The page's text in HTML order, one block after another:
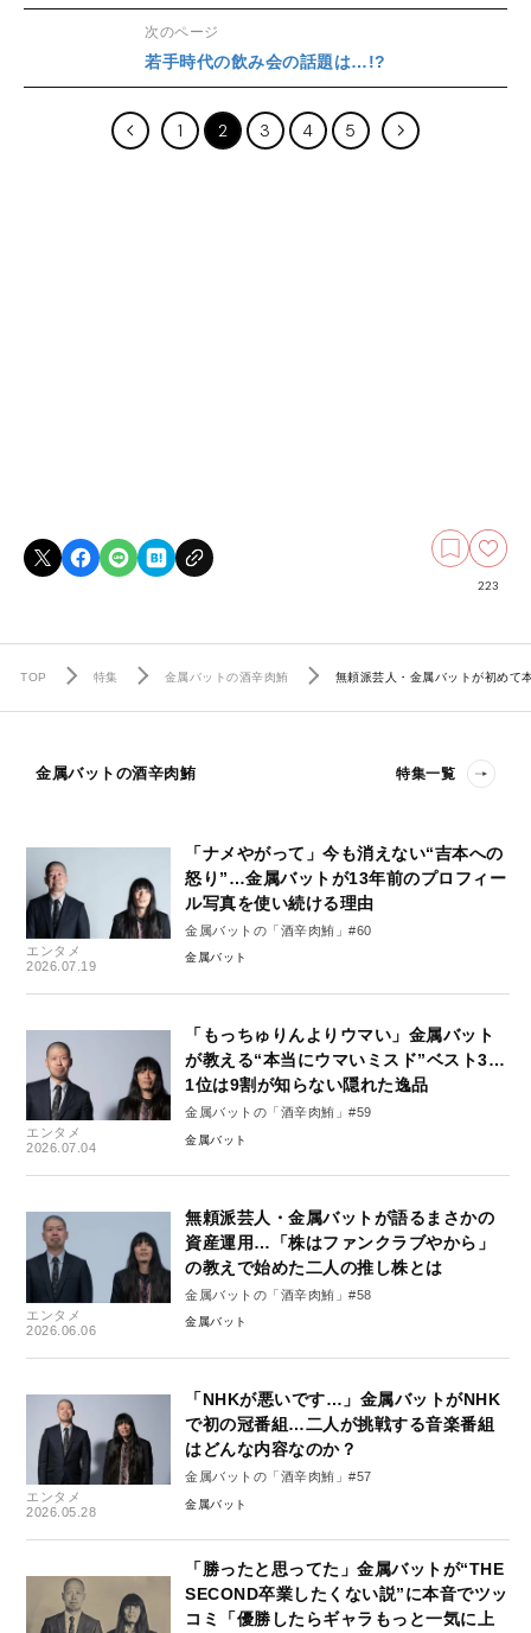
次のページ
若手時代の飲み会の話題は…!?
1 2 3 4 5
223
TOP 特集 金属バットの酒辛肉鮪 無頼派芸人・金属バットが初めて
金属バットの酒辛肉鮪 特集一覧
エンタメ
2026.07.19
「ナメやがって」今も消えない“吉本への
怒り”…金属バットが13年前のプロフィー
ル写真を使い続ける理由
金属バットの「酒辛肉鮪」#60
金属バット
エンタメ
2026.07.04
「もっちゅりんよりウマい」金属バット
が教える“本当にウマいミスド”ベスト3…
1位は9割が知らない隠れた逸品
金属バットの「酒辛肉鮪」#59
金属バット
エンタメ
2026.06.06
無頼派芸人・金属バットが語るまさかの
資産運用…「株はファンクラブやから」
の教えで始めた二人の推し株とは
金属バットの「酒辛肉鮪」#58
金属バット
エンタメ
2026.05.28
「NHKが悪いです…」金属バットがNHK
で初の冠番組…二人が挑戦する音楽番組
はどんな内容なのか？
金属バットの「酒辛肉鮪」#57
金属バット
「勝ったと思ってた」金属バットが“THE
SECOND卒業したくない説”に本音でツッ
コミ「優勝したらギャラもっと一気に上